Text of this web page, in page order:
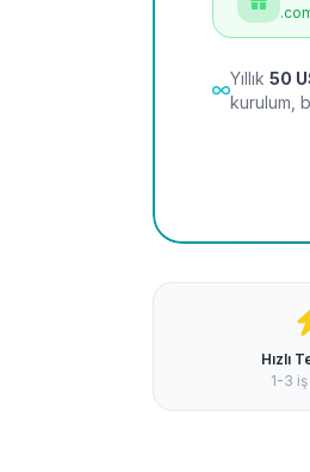
Yıllık 50
kurulum,
Hızlı
1-3